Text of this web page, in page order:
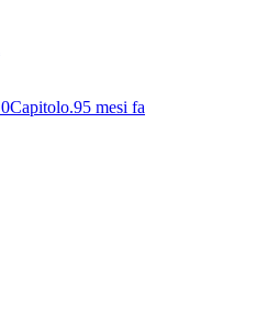
0Capitolo.95 mesi fa